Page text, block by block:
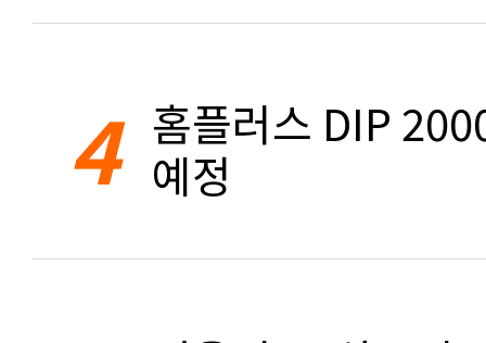
4 홈플러스 DIP
예정